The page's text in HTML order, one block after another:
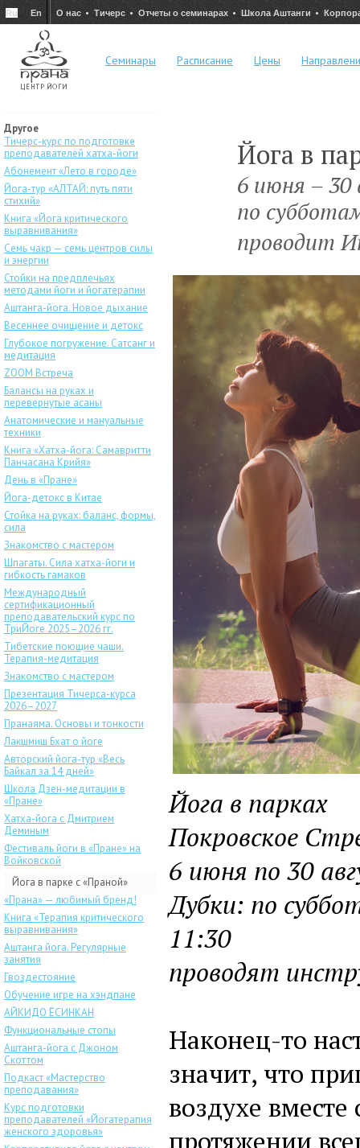
Ru En О нас Тичерс Отчеты о семинарах Школа Аштанги
Семинары Расписание Цены
Другое
Тичерс-курс по подготовке
преподавателей хатха-йоги
Абонемент «Лето в городе»
Йога-тур «АЛТАЙ: путь пяти
стихий»
Книга «Йога критического
выравнивания»
Семь чакр — семь центров силы
и энергии
Стойки на предплечьях
методами йоги и йогатерапии
Аштанга-йога. Новое дыхание
Весеннее очищение и детокс
Глубокое погружение. Сатсанг и
медитация
ZOOM Встреча
Балансы на руках и
перевернутые асаны
Анатомические и мануальные
техники
Книга «Хатха-йога: Самавритти
Панчасана Крийя»
День в «Пране»
Йога-детокс в Китае
Стойка на руках: баланс, формы,
сила
Знакомство с мастером
Шпагаты. Сила хатха-йоги и
гибкость гамаков
Международный
сертификационный
преподавательский курс по
ТриЙоге 2025–2026 гг.
Тибетские поющие чаши.
Терапия-медитация
Знакомство с мастером
Презентация Тичерса-курса
2026–2027
Пранаяма. Основы и тонкости
Лакшмиш Бхат о йоге
Авторский йога-тур «Весь
Байкал за 14 дней»
Школа Дзен-медитации в
«Пране»
Хатха-йога с Дмитрием
Деминым
Фестиваль йоги в «Пране» на
Войковской
Йога в парке с «Праной»
«Прана» — любимый бренд!
Книга «Терапия критического
выравнивания»
Аштанга йога. Регулярные
занятия
Гвоздестояние
Обучение игре на хэндпане
АЙКИДО ЁСИНКАН
Функциональные стопы
Аштанга-йога с Джоном
Скоттом
Подкаст «Мастерство
преподавания»
Курс подготовки
преподавателей «Йогатерапия
женского здоровья»
Йога в
6 июня – 30
по
проводит
Йога в парках
Покровское
6 июня по 30
Дубки: по
11:30
проводят
Наконец-то
значит, что
воздухе
протяжении